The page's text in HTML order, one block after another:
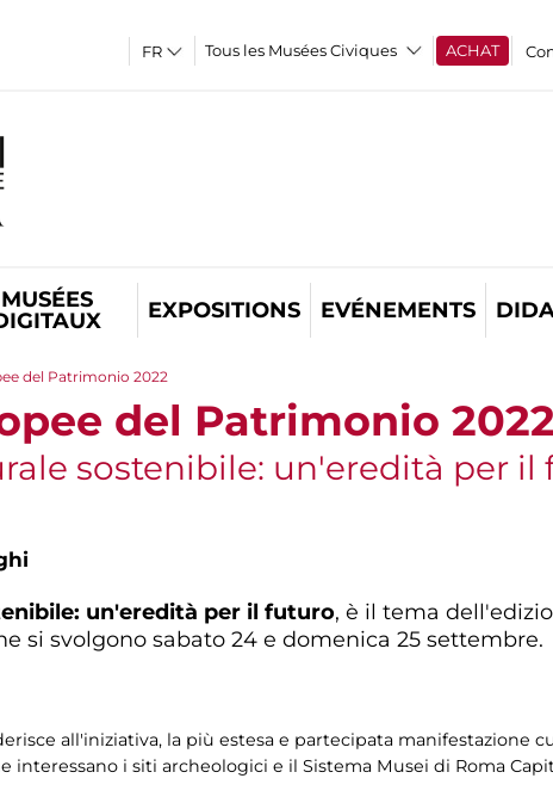
Tous les Musées Civiques ACHAT
MUSÉES
EXPOSITIONS EVÉNEMENTS
del Patrimonio 2022
del Patrimonio 2022
sostenibile: un'eredità per il
un'eredità per il futuro, è il tema
si svolgono sabato 24 e domenica 25 settembre.
all'iniziativa, la più estesa e partecipata manifestazione
i siti archeologici e il Sistema Musei di Roma